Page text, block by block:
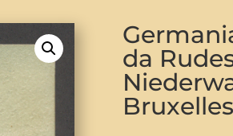
da